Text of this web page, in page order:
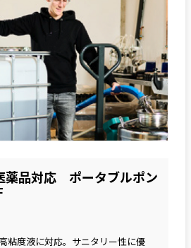
薬品対応 ポータブルポン
粘度液に対応。サニタリー性に優